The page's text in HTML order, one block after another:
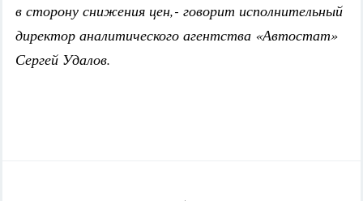
в сторону снижения цен,- говорит исполнительный
директор аналитического агентства «Автостат»
Сергей Удалов.